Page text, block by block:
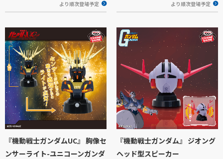
より順次登場予定 より順次登場予定
『機動戦士ガンダムUC』 胸像セ
ンサーライト-ユニコーンガンダ
『機動戦士ガンダム』 ジオング
ヘッド型スピーカー